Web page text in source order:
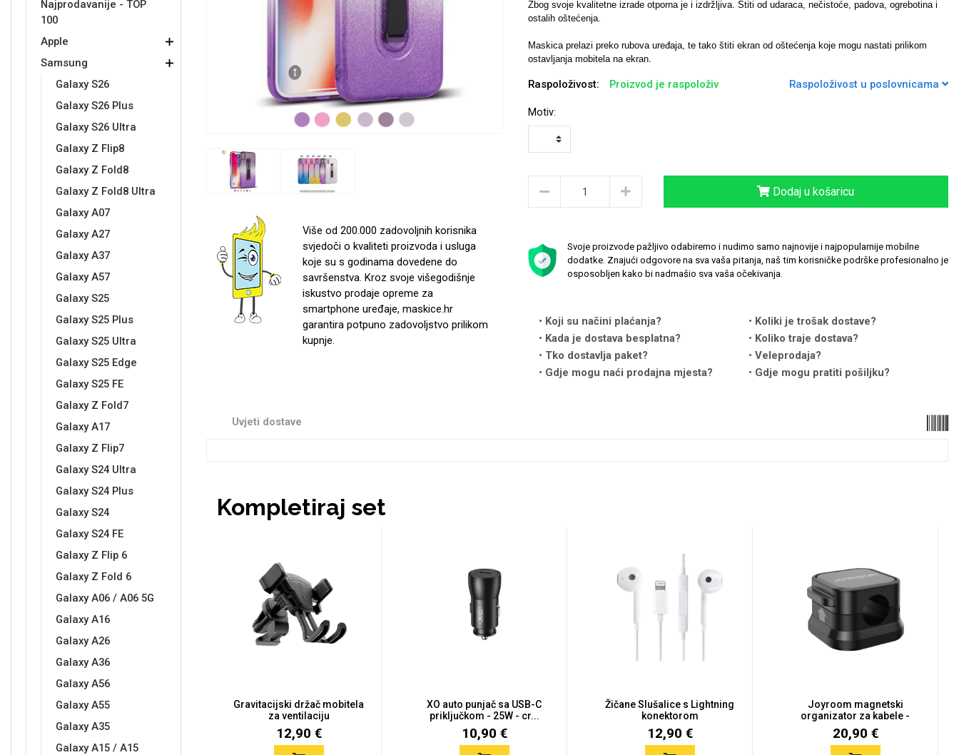
Najprodavanije - TOP
100
Apple
Samsung
Galaxy S26
Galaxy S26 Plus
Galaxy S26 Ultra
Galaxy Z Flip8
Galaxy Z Fold8
Galaxy Z Fold8 Ultra
Galaxy A07
Galaxy A27
Galaxy A37
Galaxy A57
Galaxy S25
Galaxy S25 Plus
Galaxy S25 Ultra
Galaxy S25 Edge
Galaxy S25 FE
Galaxy Z Fold7
Galaxy A17
Galaxy Z Flip7
Galaxy S24 Ultra
Galaxy S24 Plus
Galaxy S24
Galaxy S24 FE
Galaxy Z Flip 6
Galaxy Z Fold 6
Galaxy A06 / A06 5G
Galaxy A16
Galaxy A26
Galaxy A36
Galaxy A56
Galaxy A55
Galaxy A35
Galaxy A15 / A15
Više od 200.000 zadovoljnih korisnika
svjedoči o kvaliteti proizvoda i usluga
koje su s godinama dovedene do
savršenstva. Kroz svoje višegodišnje
iskustvo prodaje opreme za
smartphone uređaje, maskice.hr
garantira potpuno zadovoljstvo prilikom
kupnje.
Zbog svoje kvalitetne izrade otporna je i izdržljiva. Štiti od udaraca, nečistoće, padova, ogrebotina i
ostalih oštećenja.
Maskica prelazi preko rubova uređaja, te tako štiti ekran od oštećenja koje mogu nastati prilikom
ostavljanja mobitela na ekran.
Raspoloživost: Proizvod je raspoloživ Raspoloživost u poslovnicama
Motiv:
Dodaj u košaricu
Svoje proizvode pažljivo odabiremo i nudimo samo najnovije i najpopularnije mobilne
dodatke. Znajući odgovore na sva vaša pitanja, naš tim korisničke podrške profesionalno je
osposobljen kako bi nadmašio sva vaša očekivanja.
Koji su načini plaćanja?
Koliki je trošak dostave?
Kada je dostava besplatna?
Koliko traje dostava?
Tko dostavlja paket?
Veleprodaja?
Gdje mogu naći prodajna mjesta?
Gdje mogu pratiti pošiljku?
Uvjeti dostave
Kompletiraj set
Gravitacijski držač mobitela
za ventilaciju
12,90 €
XO auto punjač sa USB-C
priključkom - 25W - cr...
10,90 €
Žičane Slušalice s Lightning
konektorom
12,90 €
Joyroom magnetski
organizator za kabele -
crni...
20,90 €
Babe
Croatos Najprodavanije - TOP 100
Gym Unicorn kolekcija
Sleng
Životinjsko carstvo
Svemirska kolekcija Valentinovo
Love motivi I Need Some Space
Samsung
Punjači za mobitel Spigen maskice
Univerzalno kaljeno staklo
Univerzalne futrole i
maskice
Samsung
Sony LCD Tablet
Držači za romobil
Ostali držači
USB kablovi
AUX kablovi Adapteri za mobitel
FM Transmitteri